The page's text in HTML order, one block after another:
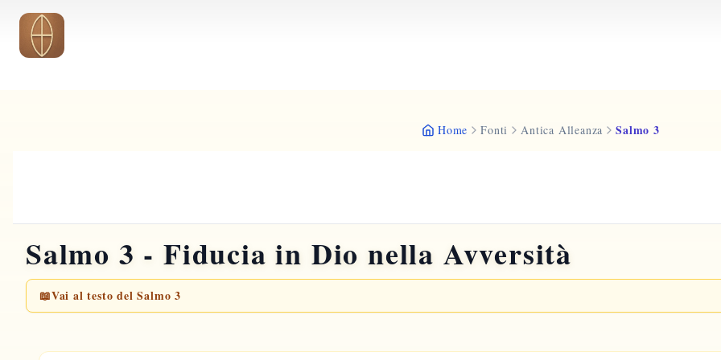
Vai al contenuto principale
Home Fonti Antica Alleanza Salmo 3
Salmo 3 - Fiducia in Dio nella Avversità
📖Vai al testo del Salmo 3